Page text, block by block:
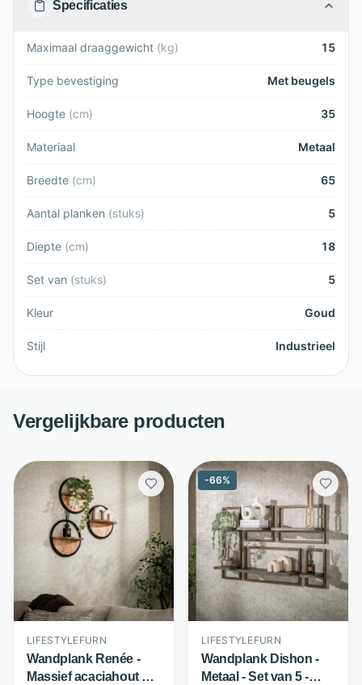
Specificaties
Maximaal draaggewicht (kg) 15
Type bevestiging Met beugels
Hoogte (cm) 35
Materiaal Metaal
Breedte (cm) 65
Aantal planken (stuks) 5
Diepte (cm) 18
Set van (stuks) 5
Kleur Goud
Stijl Industrieel
Vergelijkbare producten
LIFESTYLEFURN
Wandplank Renée -
Massief acaciahout en
-66%
LIFESTYLEFURN
Wandplank Dishon -
Metaal - Set van 5 -